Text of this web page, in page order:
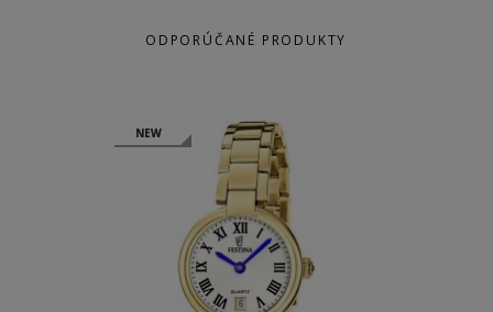
ODPORÚČANÉ PRODUKTY
NEW
NEW